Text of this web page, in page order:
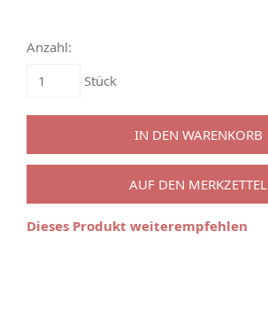
Anzahl:
Stück
IN DEN WARENKORB
AUF DEN MERKZETTEL
Dieses Produkt weiterempfehlen